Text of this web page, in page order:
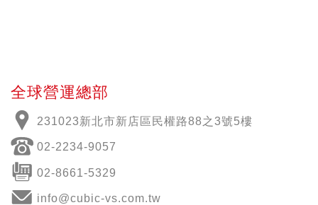
全球營運總部
231023新北市新店區民權路88之3號5樓
02-2234-9057
02-8661-5329
info@cubic-vs.com.tw